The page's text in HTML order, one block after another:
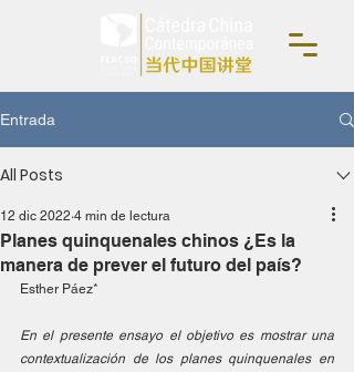
Entrada
All Posts
Planes quinquenales chinos ¿Es la
manera de prever el futuro del país?
12 dic 2022 4 min de lectura
Esther Páez*
En el presente ensayo el objetivo es mostrar una
contextualización de los planes quinquenales en